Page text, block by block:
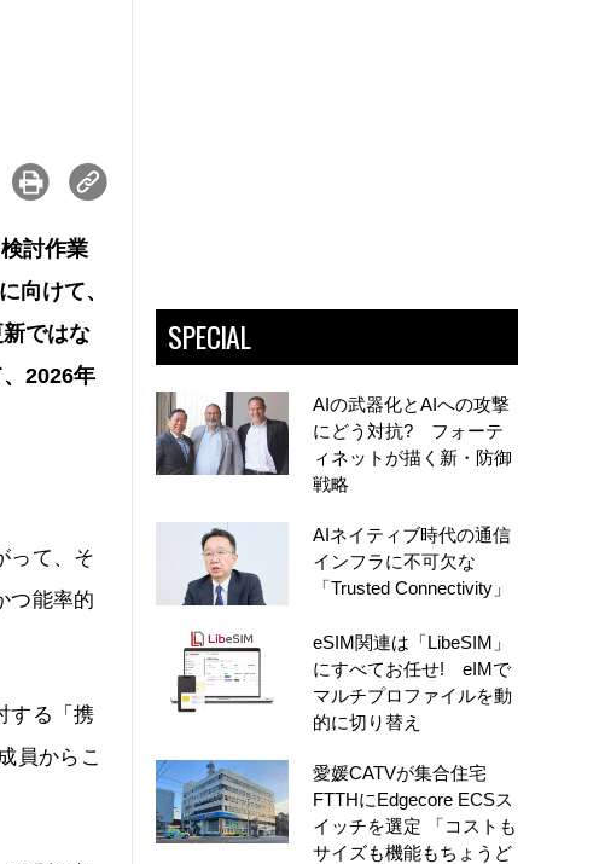
討作業
向けて、
ではな
2026年
って、そ
つ能率的
する「携
員からこ
SPECIAL
AIの武器化とAIへの攻撃
にどう対抗? フォーテ
ィネットが描く新・防御
戦略
AIネイティブ時代の通信
インフラに不可欠な
「Trusted Connectivity」
eSIM関連は「LibeSIM」
にすべてお任せ! eIMで
マルチプロファイルを動
的に切り替え
愛媛CATVが集合住宅
FTTHにEdgecore ECSス
イッチを選定 「コストも
サイズも機能もちょうど